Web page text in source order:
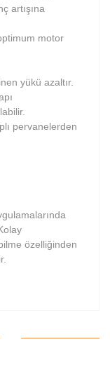
artışına
motor
yükü azaltır.
pervanelerden
özelliğinden